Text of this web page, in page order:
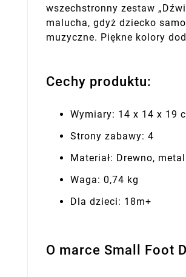
wszechstronny zestaw
malucha, gdyż dziecko
muzyczne. Piękne kolory
Cechy produktu:
Wymiary: 14 x 14 x 19
Strony zabawy: 4
Materiał: Drewno, metal
Waga: 0,74 kg
Dla dzieci: 18m+
O marce Small Foot